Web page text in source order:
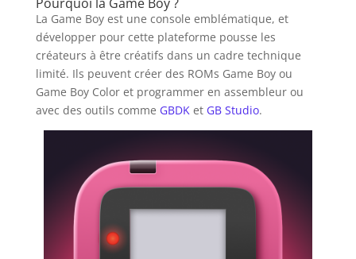
La Game Boy est une console emblématique, et
développer pour cette plateforme pousse les
créateurs à être créatifs dans un cadre technique
limité. Ils peuvent créer des ROMs Game Boy ou
Game Boy Color et programmer en assembleur ou
avec des outils comme GBDKet GB Studio.